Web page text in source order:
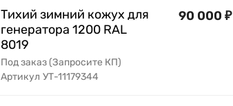
Тихий зимний кожух для
генератора 1200 RAL
8019
Под заказ (Запросите КП)
Артикул УТ-11179344
90 000 ₽